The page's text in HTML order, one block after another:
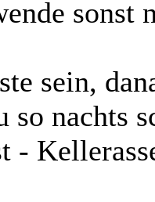
sonst
sein,
so nachts
-